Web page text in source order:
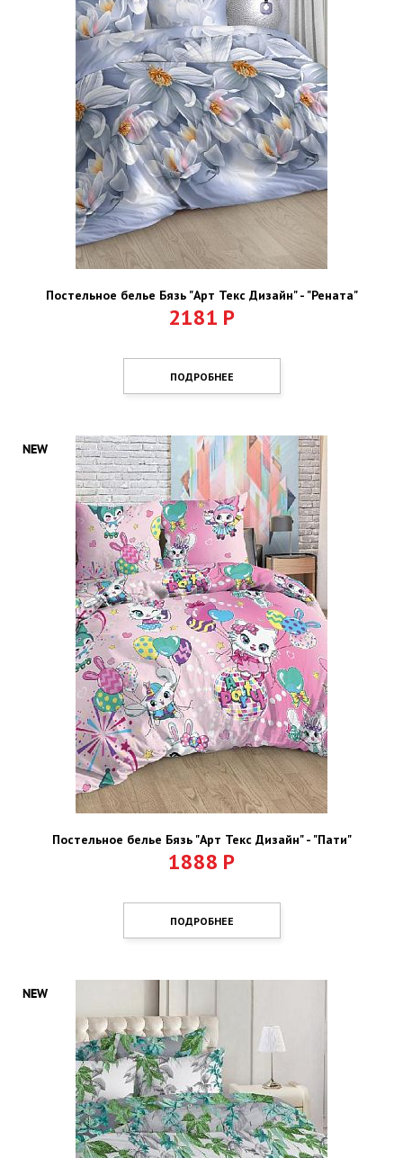
Постельное белье Бязь "Арт Текс Дизайн" - "Рената"
2181 Р
ПОДРОБНЕЕ
Постельное белье Бязь "Арт Текс Дизайн" - "Пати"
1888 Р
ПОДРОБНЕЕ